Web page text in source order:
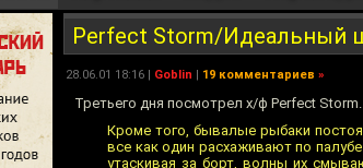
Perfect Storm/Идеальный
28.06.01 18:16 | Goblin | 19 комментариев »
Третьего дня посмотрел х/ф Perfect
Кроме того, бывалые рыбаки
все как один расхаживают по
утаскивая за борт, волны их